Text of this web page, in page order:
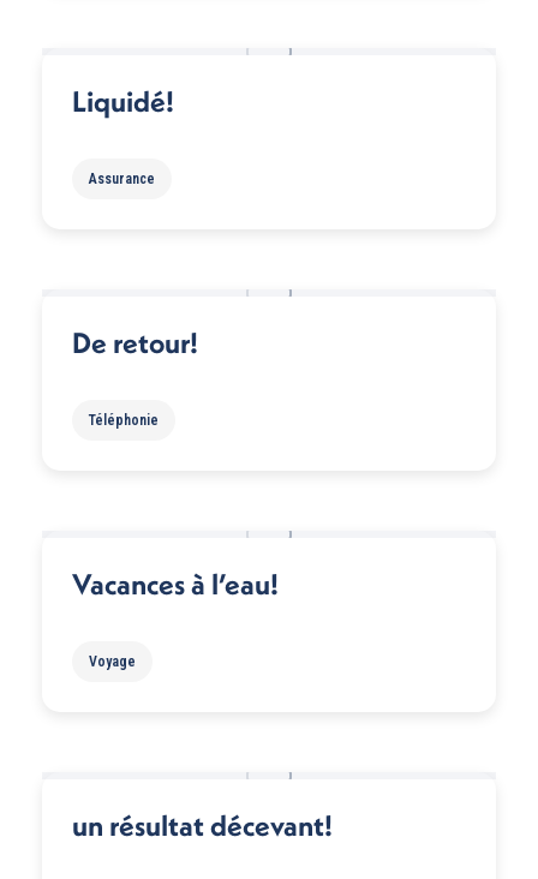
Liquidé!
Assurance
De retour!
Téléphonie
Vacances à l’eau!
Voyage
un résultat décevant!